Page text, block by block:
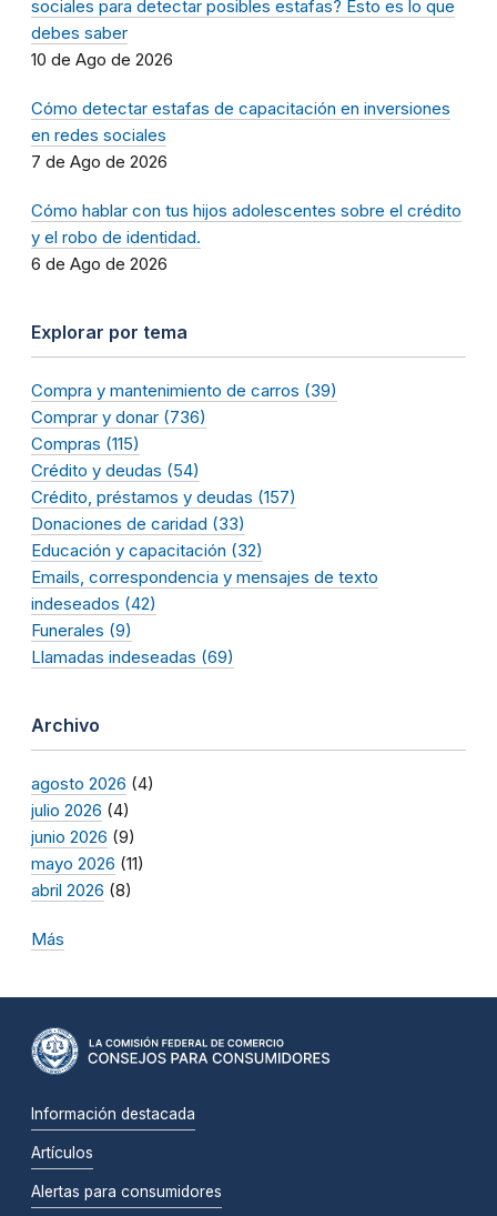
sociales para detectar posibles estafas? Esto es lo que
debes saber
10 de Ago de 2026
Cómo detectar estafas de capacitación en inversiones
en redes sociales
7 de Ago de 2026
Cómo hablar con tus hijos adolescentes sobre el crédito
y el robo de identidad.
6 de Ago de 2026
Explorar por tema
Compra y mantenimiento de carros (39)
Comprar y donar (736)
Compras (115)
Crédito y deudas (54)
Crédito, préstamos y deudas (157)
Donaciones de caridad (33)
Educación y capacitación (32)
Emails, correspondencia y mensajes de texto
indeseados (42)
Funerales (9)
Llamadas indeseadas (69)
Archivo
agosto 2026 (4)
julio 2026 (4)
junio 2026 (9)
mayo 2026 (11)
abril 2026 (8)
Más
Información destacada
Artículos
Alertas para consumidores